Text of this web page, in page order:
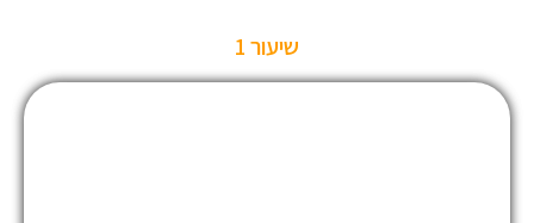
שיעור 1